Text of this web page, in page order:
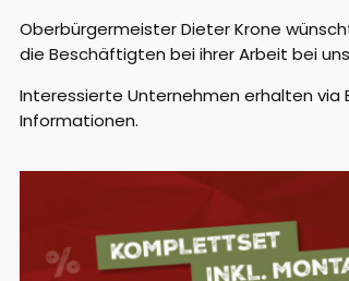
Oberbürgermeister Dieter Krone
die Beschäftigten bei ihrer Arbeit bei
Interessierte Unternehmen erhalten via
Informationen.